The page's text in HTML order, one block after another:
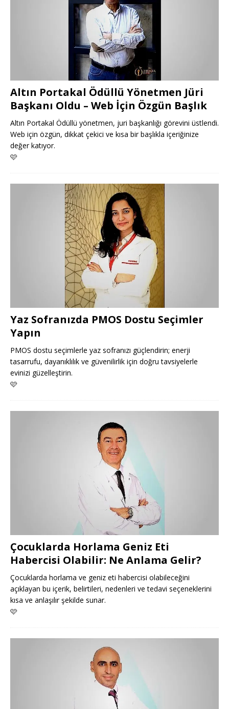
Altın Portakal Ödüllü Yönetmen Jüri
Başkanı Oldu – Web İçin Özgün Başlık
Altın Portakal Ödüllü yönetmen, juri başkanlığı görevini üstlendi.
Web için özgün, dikkat çekici ve kısa bir başlıkla içeriğinize
değer katıyor.
🩷
Yaz Sofranızda PMOS Dostu Seçimler
Yapın
PMOS dostu seçimlerle yaz sofranızı güçlendirin; enerji
tasarrufu, dayanıklılık ve güvenilirlik için doğru tavsiyelerle
evinizi güzelleştirin.
🩷
Çocuklarda Horlama Geniz Eti
Habercisi Olabilir: Ne Anlama Gelir?
Çocuklarda horlama ve geniz eti habercisi olabileceğini
açıklayan bu içerik, belirtileri, nedenleri ve tedavi seçeneklerini
kısa ve anlaşılır şekilde sunar.
🩷